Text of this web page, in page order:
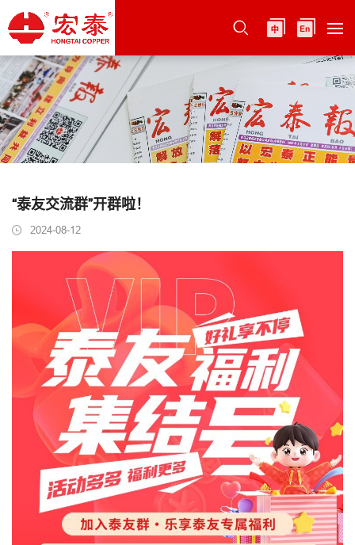
“泰友交流群”开群啦！
2024-08-12